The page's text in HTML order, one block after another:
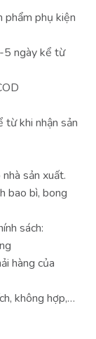
phẩm phụ kiện
5 ngày kể từ
khi nhận sản
sản xuất.
bao bì, bong
sách:
hàng của
không hợp,…